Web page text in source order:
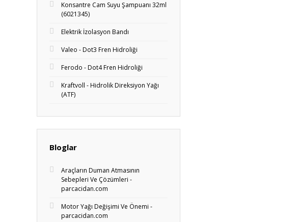
Konsantre Cam Suyu Şampuanı 32ml
(6021345)
Elektrik İzolasyon Bandı
Valeo - Dot3 Fren Hidroliği
Ferodo - Dot4 Fren Hidroliği
Kraftvoll - Hidrolik Direksiyon Yağı
(ATF)
Bloglar
Araçların Duman Atmasının
Sebepleri Ve Çözümleri -
parcacidan.com
Motor Yağı Değişimi Ve Önemi -
parcacidan.com